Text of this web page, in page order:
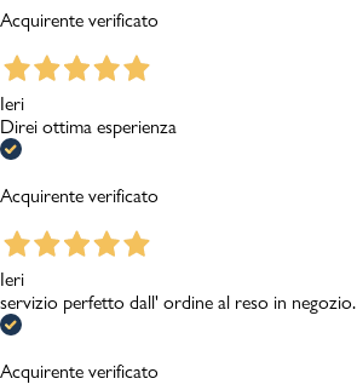
Acquirente verificato
Ieri
Direi ottima esperienza
Acquirente verificato
Ieri
servizio perfetto dall' ordine al reso in negozio.
Acquirente verificato